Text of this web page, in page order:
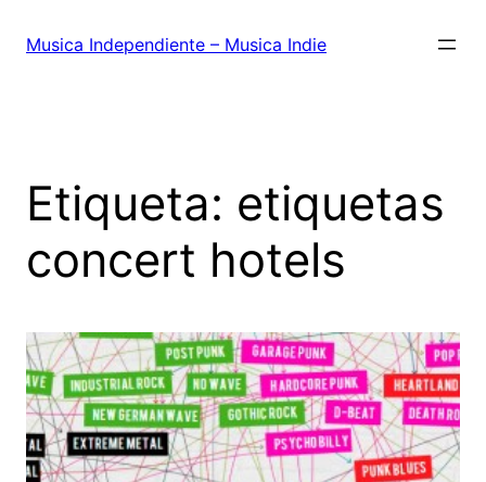
Musica Independiente – Musica Indie
Etiqueta: etiquetas
concert hotels